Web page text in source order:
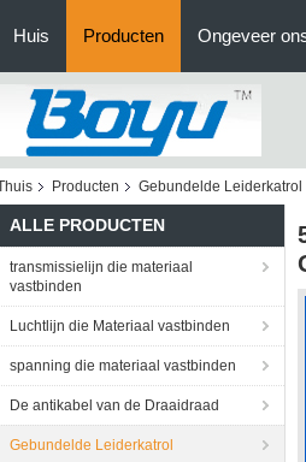
Huis Producten Ongeveer
Producten Gebundelde Leiderkatrol
ALLE PRODUCTEN
transmissielijn die materiaal
vastbinden
Luchtlijn die Materiaal vastbinden
spanning die materiaal vastbinden
De antikabel van de Draaidraad
Gebundelde Leiderkatrol